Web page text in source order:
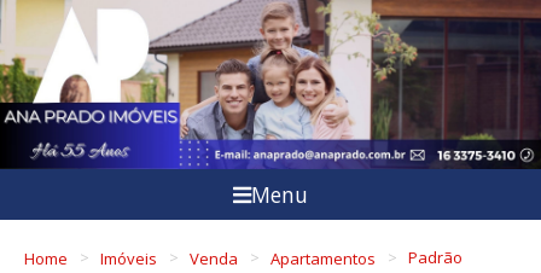
Menu
Home Imóveis Venda Apartamentos Padrão